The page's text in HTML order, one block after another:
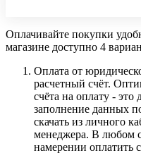
Оплачивайте покупки
магазине доступно 4
Оплата от
расчетный счёт.
счёта на оплату - это
заполнение данных
скачать из личного
менеджера. В любом
намерении оплатить